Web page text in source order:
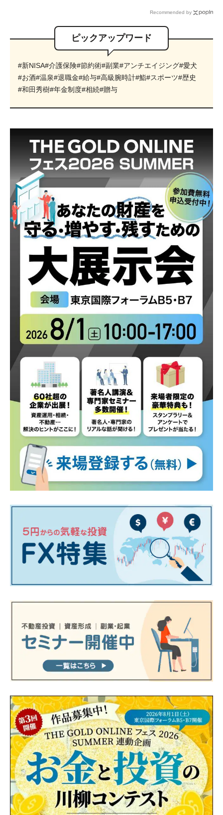
Recommended by
ピックアップワード
#新NISA#介護保険#節約術#副業#アンチエイジング#愛犬
#お酒#温泉#退職金#給与#高級腕時計#鮨#スポーツ#歴史
#和田秀樹#年金制度#相続#贈与